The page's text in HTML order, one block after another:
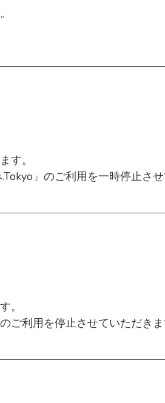
カウント情報」ページの下部
くお願い申し上げます。
す。
」のご利用を一時停止させ
ますようお願い申し上げます。
。
ご利用を停止させていただきま